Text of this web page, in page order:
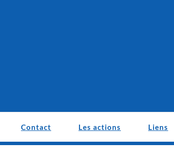
Contact Les actions Liens